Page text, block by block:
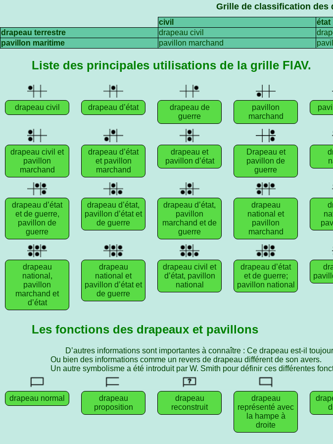
Grille de classification des
civil état
drapeau terrestre
drapeau civil
pavillon maritime
pavillon marchand
Liste des principales utilisations de la grille FIAV.
drapeau civil drapeau d’état
drapeau de
guerre
pavillon
marchand
drapeau civil et
pavillon
marchand
drapeau d’état
et pavillon
marchand
drapeau et
pavillon d’état
Drapeau et
pavillon de
guerre
drapeau d’état
et de guerre,
pavillon de
guerre
drapeau d’état,
pavillon d’état et
de guerre
drapeau d’état,
pavillon
marchand et de
guerre
drapeau
national et
pavillon
marchand
drapeau
national,
pavillon
marchand et
d’état
drapeau
national et
pavillon d’état et
de guerre
drapeau civil et
d’état, pavillon
national
drapeau d’état
et de guerre;
pavillon national
Les fonctions des drapeaux et pavillons
D’autres informations sont importantes à connaître : Ce drapeau est-il
Ou bien des informations comme un revers de drapeau différent de son avers.
Un autre symbolisme a été introduit par W. Smith pour définir ces différentes
drapeau normal
drapeau
proposition
drapeau
reconstruit
drapeau
représenté avec
la hampe à
droite